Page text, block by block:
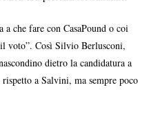
che fare con CasaPound o coi
voto”. Così Silvio Berlusconi,
dietro la candidatura a
a Salvini, ma sempre poco